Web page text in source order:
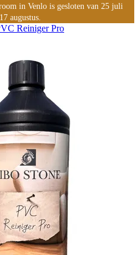
in Venlo is gesloten van 25 juli
augustus.
Reiniger Pro